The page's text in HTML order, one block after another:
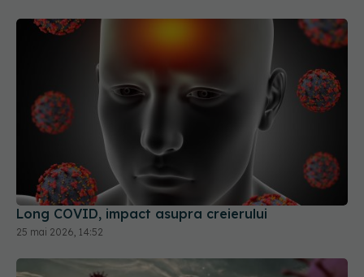
Long COVID, impact asupra creierului
25 mai 2026, 14:52